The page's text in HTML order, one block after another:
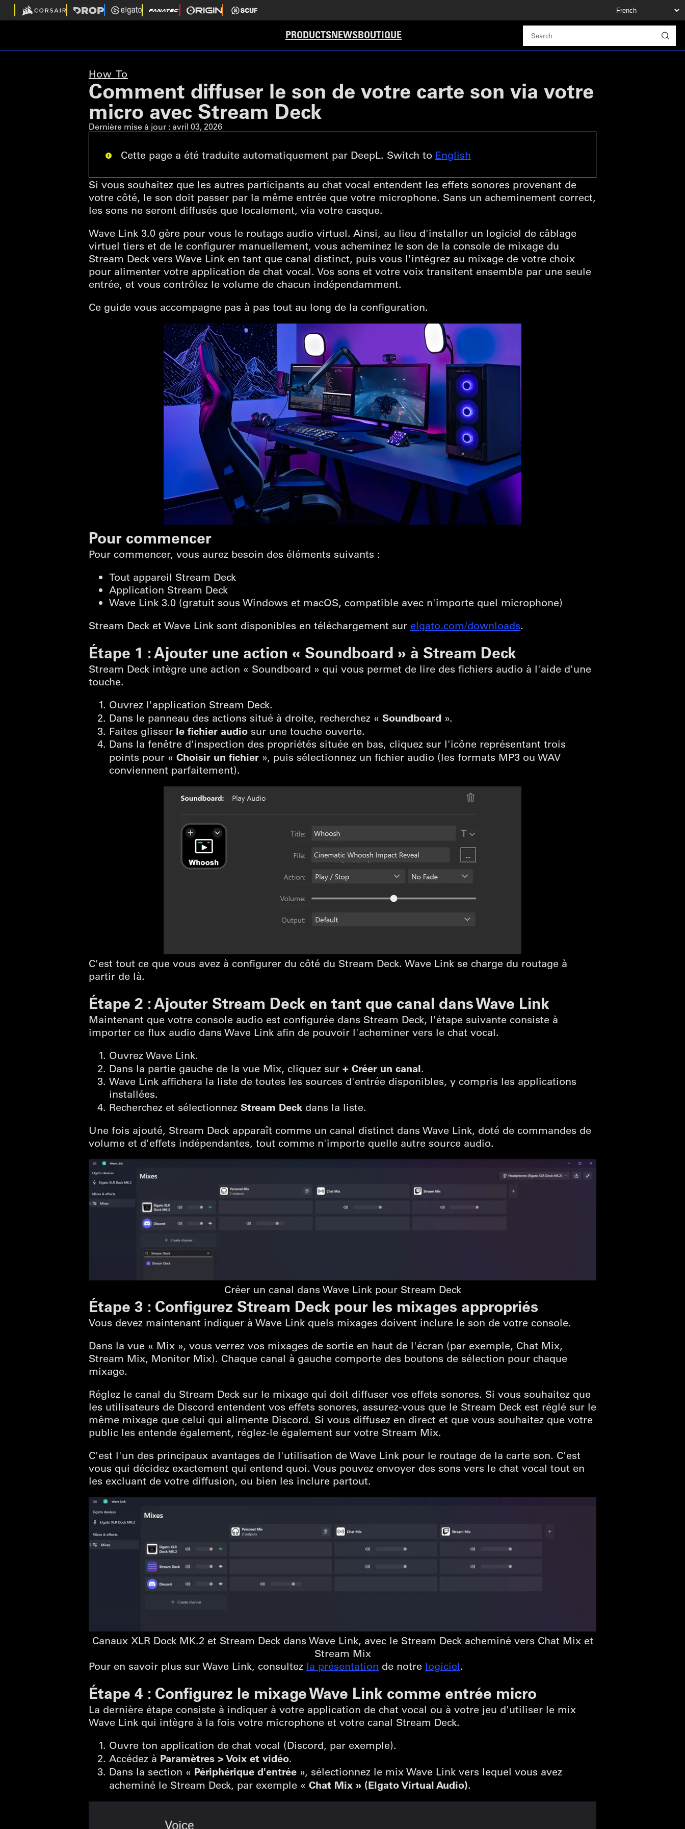
PRODUCTSNEWSBOUTIQUE
How To
Comment diffuser le son de votre carte son via votre
micro avec Stream Deck
Dernière mise à jour : avril 03, 2026
Cette page a été traduite automatiquement par DeepL. Switch to English
Si vous souhaitez que les autres participants au chat vocal entendent les effets sonores provenant de
votre côté, le son doit passer par la même entrée que votre microphone. Sans un acheminement correct,
les sons ne seront diffusés que localement, via votre casque.
Wave Link 3.0 gère pour vous le routage audio virtuel. Ainsi, au lieu d'installer un logiciel de câblage
virtuel tiers et de le configurer manuellement, vous acheminez le son de la console de mixage du
Stream Deck vers Wave Link en tant que canal distinct, puis vous l'intégrez au mixage de votre choix
pour alimenter votre application de chat vocal. Vos sons et votre voix transitent ensemble par une seule
entrée, et vous contrôlez le volume de chacun indépendamment.
Ce guide vous accompagne pas à pas tout au long de la configuration.
Pour commencer
Pour commencer, vous aurez besoin des éléments suivants :
Tout appareil Stream Deck
Application Stream Deck
Wave Link 3.0 (gratuit sous Windows et macOS, compatible avec n'importe quel microphone)
Stream Deck et Wave Link sont disponibles en téléchargement sur elgato.com/downloads.
Étape 1 : Ajouter une action « Soundboard » à Stream Deck
Stream Deck intègre une action « Soundboard » qui vous permet de lire des fichiers audio à l'aide d'une
touche.
Ouvrez l'application Stream Deck.
Dans le panneau des actions situé à droite, recherchez « Soundboard ».
Faites glisser le fichier audio sur une touche ouverte.
Dans la fenêtre d'inspection des propriétés située en bas, cliquez sur l'icône représentant trois
points pour « Choisir un fichier », puis sélectionnez un fichier audio (les formats MP3 ou WAV
conviennent parfaitement).
C'est tout ce que vous avez à configurer du côté du Stream Deck. Wave Link se charge du routage à
partir de là.
Étape 2 : Ajouter Stream Deck en tant que canal dans Wave Link
Maintenant que votre console audio est configurée dans Stream Deck, l'étape suivante consiste à
importer ce flux audio dans Wave Link afin de pouvoir l'acheminer vers le chat vocal.
Ouvrez Wave Link.
Dans la partie gauche de la vue Mix, cliquez sur + Créer un canal.
Wave Link affichera la liste de toutes les sources d'entrée disponibles, y compris les applications
installées.
Recherchez et sélectionnez Stream Deck dans la liste.
Une fois ajouté, Stream Deck apparaît comme un canal distinct dans Wave Link, doté de commandes de
volume et d'effets indépendantes, tout comme n'importe quelle autre source audio.
Créer un canal dans Wave Link pour Stream Deck
Étape 3 : Configurez Stream Deck pour les mixages appropriés
Vous devez maintenant indiquer à Wave Link quels mixages doivent inclure le son de votre console.
Dans la vue « Mix », vous verrez vos mixages de sortie en haut de l'écran (par exemple, Chat Mix,
Stream Mix, Monitor Mix). Chaque canal à gauche comporte des boutons de sélection pour chaque
mixage.
Réglez le canal du Stream Deck sur le mixage qui doit diffuser vos effets sonores. Si vous souhaitez que
les utilisateurs de Discord entendent vos effets sonores, assurez-vous que le Stream Deck est réglé sur le
même mixage que celui qui alimente Discord. Si vous diffusez en direct et que vous souhaitez que votre
public les entende également, réglez-le également sur votre Stream Mix.
C'est l'un des principaux avantages de l'utilisation de Wave Link pour le routage de la carte son. C'est
vous qui décidez exactement qui entend quoi. Vous pouvez envoyer des sons vers le chat vocal tout en
les excluant de votre diffusion, ou bien les inclure partout.
Canaux XLR Dock MK.2 et Stream Deck dans Wave Link, avec le Stream Deck acheminé vers Chat Mix et
Stream Mix
Pour en savoir plus sur Wave Link, consultez la présentation de notre logiciel.
Étape 4 : Configurez le mixage Wave Link comme entrée micro
La dernière étape consiste à indiquer à votre application de chat vocal ou à votre jeu d'utiliser le mix
Wave Link qui intègre à la fois votre microphone et votre canal Stream Deck.
Ouvre ton application de chat vocal (Discord, par exemple).
Accédez à Paramètres > Voix et vidéo.
Dans la section « Périphérique d'entrée », sélectionnez le mix Wave Link vers lequel vous avez
acheminé le Stream Deck, par exemple « Chat Mix » (Elgato Virtual Audio).